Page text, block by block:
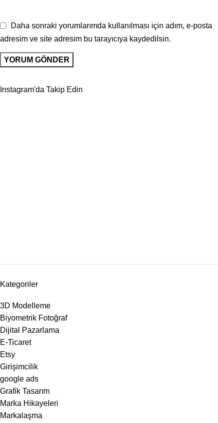
Daha sonraki yorumlarımda kullanılması için adım, e-posta
adresim ve site adresim bu tarayıcıya kaydedilsin.
Instagram'da Takip Edin
Kategoriler
3D Modelleme
Biyometrik Fotoğraf
Dijital Pazarlama
E-Ticaret
Etsy
Girişimcilik
google ads
Grafik Tasarım
Marka Hikayeleri
Markalaşma